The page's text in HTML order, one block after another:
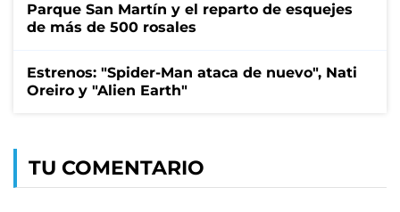
Parque San Martín y el reparto de esquejes
de más de 500 rosales
Estrenos: "Spider-Man ataca de nuevo", Nati
Oreiro y "Alien Earth"
TU COMENTARIO